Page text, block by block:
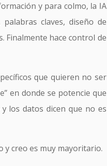
y para colmo, la IA
claves, diseño de
Finalmente hace control de
que quieren no ser
en donde se potencie que
los datos dicen que no es
y creo es muy mayoritario.